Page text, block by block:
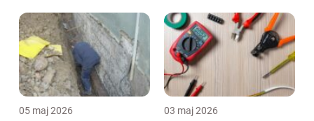
05 maj 2026 03 maj 2026